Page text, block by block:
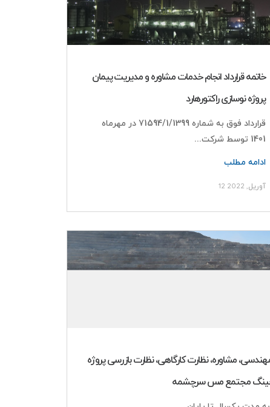
خاتمه قرارداد انجام خدمات مشاوره و مدیریت پیمان
پروژه نوسازی راکتورهارد
قرارداد فوق به شماره 71594/1/1399 در مهرماه
1401 توسط شرکت...
ادامه مطلب
12 آوریل, 2022
مشاوره، نظارت کارگاهی، نظارت بازرسی پروژه
مجتمع مس سرچشمه